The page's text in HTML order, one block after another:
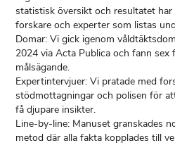
statistisk översikt och resultatet
forskare och experter som listas
Domar: Vi gick igenom
2024 via Acta Publica och fann sex
målsägande.
Expertintervjuer: Vi pratade med
stödmottagningar och polisen för
få djupare insikter.
Line-by-line: Manuset granskades
metod där alla fakta kopplades till